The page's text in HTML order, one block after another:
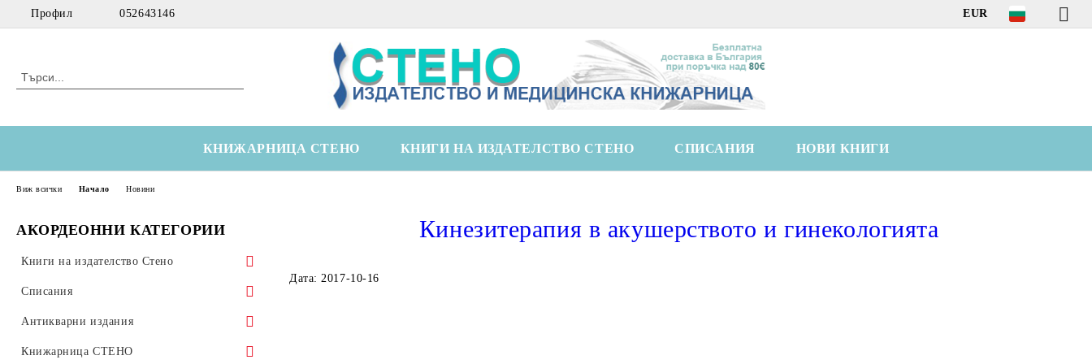
Профил 052643146 EUR
КНИЖАРНИЦА СТЕНО КНИГИ НА ИЗДАТЕЛСТВО СТЕНО СПИСАНИЯ НОВИ КНИГИ
АКОРДЕОННИ КАТЕГОРИИ
Книги на издателство Стено
Морски
Технически
Медицински
Списания
Здравна икономика
Оториноларингология
Антикварни издания
Научна литература
Книжарница СТЕНО
Виж всички Начало Новини
Кинезитерапия в акушерството и гинекологията
Дата: 2017-10-16